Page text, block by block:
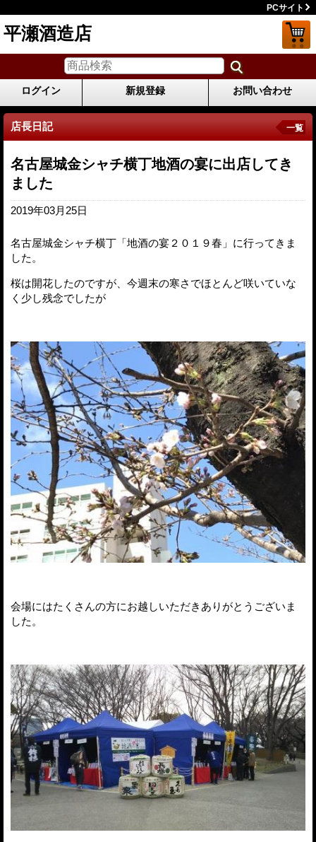
PCサイト
平瀬酒造店
ログイン 新規登録 お問い合わせ
店長日記 一覧
名古屋城金シャチ横丁地酒の宴に出店してき
ました
2019年03月25日
名古屋城金シャチ横丁「地酒の宴２０１９春」に行ってきま
した。
桜は開花したのですが、今週末の寒さでほとんど咲いていな
く少し残念でしたが
会場にはたくさんの方にお越しいただきありがとうございま
した。